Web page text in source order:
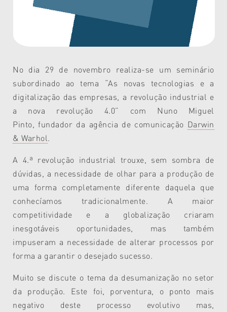
No dia 29 de novembro realiza-se um seminário
subordinado ao tema “As novas tecnologias e a
digitalização das empresas, a revolução industrial e
a nova revolução 4.0” com Nuno Miguel
Pinto, fundador da agência de comunicação Darwin
& Warhol.
A 4.ª revolução industrial trouxe, sem sombra de
dúvidas, a necessidade de olhar para a produção de
uma forma completamente diferente daquela que
conhecíamos tradicionalmente. A maior
competitividade e a globalização criaram
inesgotáveis oportunidades, mas também
impuseram a necessidade de alterar processos por
forma a garantir o desejado sucesso.
Muito se discute o tema da desumanização no setor
da produção. Este foi, porventura, o ponto mais
negativo deste processo evolutivo mas,